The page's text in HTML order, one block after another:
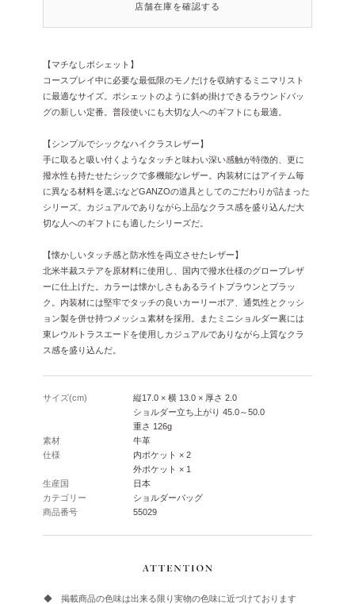
店舗在庫を確認する
【マチなしポシェット】
コースプレイ中に必要な最低限のモノだけを収納するミニマリスト
に最適なサイズ。ポシェットのように斜め掛けできるラウンドバッ
グの新しい定番。普段使いにも大切な人へのギフトにも最適。
【シンプルでシックなハイクラスレザー】
手に取ると吸い付くようなタッチと味わい深い感触が特徴的、更に
撥水性も持たせたシックで多機能なレザー。内装材にはアイテム毎
に異なる材料を選ぶなどGANZOの道具としてのごだわりが詰まった
シリーズ。カジュアルでありながら上品なクラス感を盛り込んだ大
切な人へのギフトにも適したシリーズだ。
【懐かしいタッチ感と防水性を両立させたレザー】
北米半裁ステアを原材料に使用し、国内で撥水仕様のグローブレザ
ーに仕上げた。カラーは懐かしさもあるライトブラウンとブラッ
ク。内装材には堅牢でタッチの良いカーリーボア、通気性とクッシ
ョン製を併せ持つメッシュ素材を採用。またミニショルダー裏には
東レウルトラスエードを使用しカジュアルでありながら上質なクラ
ス感を盛り込んだ。
サイズ(cm)
縦17.0 × 横 13.0 × 厚さ 2.0
ショルダー立ち上がり 45.0～50.0
重さ 126g
素材
牛革
仕様
内ポケット × 2
外ポケット × 1
生産国
日本
カテゴリー
ショルダーバッグ
商品番号
55029
◆ 掲載商品の色味は出来る限り実物の色味に近づけております